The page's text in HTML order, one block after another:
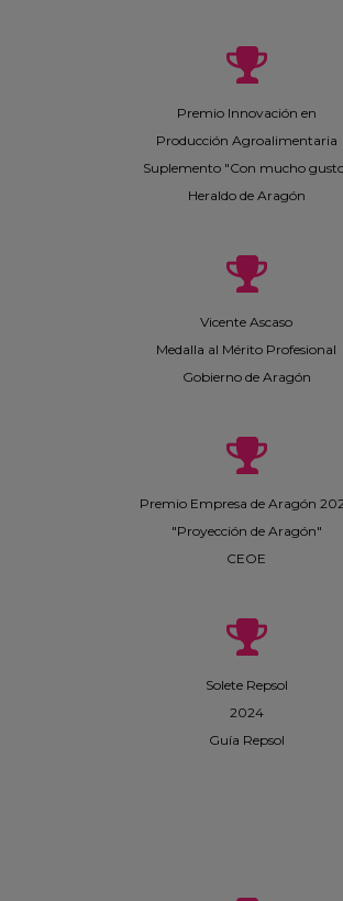
Premio Innovación en
Producción Agroalimentaria
Suplemento "Con mucho
Heraldo de Aragón
Vicente Ascaso
Medalla al Mérito Profesional
Gobierno de Aragón
Premio Empresa de Aragón
"Proyección de Aragón"
CEOE
Solete Repsol
2024
Guía Repsol